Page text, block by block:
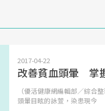
2017-04-22
改善貧血頭暈 掌
（優活健康網編輯部／綜合
頭暈目眩的詠萱，染患現今